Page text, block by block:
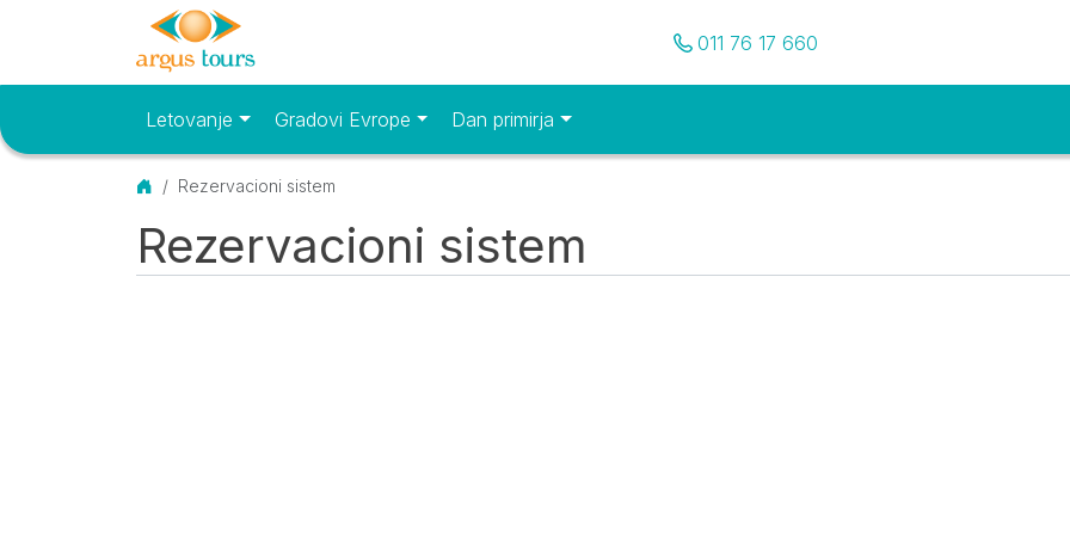
Pozovite nas
011 76 17 660
Osnovni meniLetovanje Gradovi Evrope Dan primirja
Početna
Rezervacioni sistem
Rezervacioni sistem